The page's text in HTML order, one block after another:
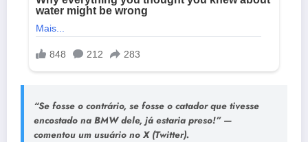
“Se fosse o contrário, se fosse o catador que tivesse
encostado na BMW dele, já estaria preso!” —
comentou um usuário no X (Twitter).